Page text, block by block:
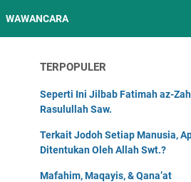
WAWANCARA
TERPOPULER
Seperti Ini Jilbab Fatimah az-
Rasulullah Saw.
Terkait Jodoh Setiap Manusia,
Ditentukan Oleh Allah Swt.?
Mafahim, Maqayis, & Qana’at